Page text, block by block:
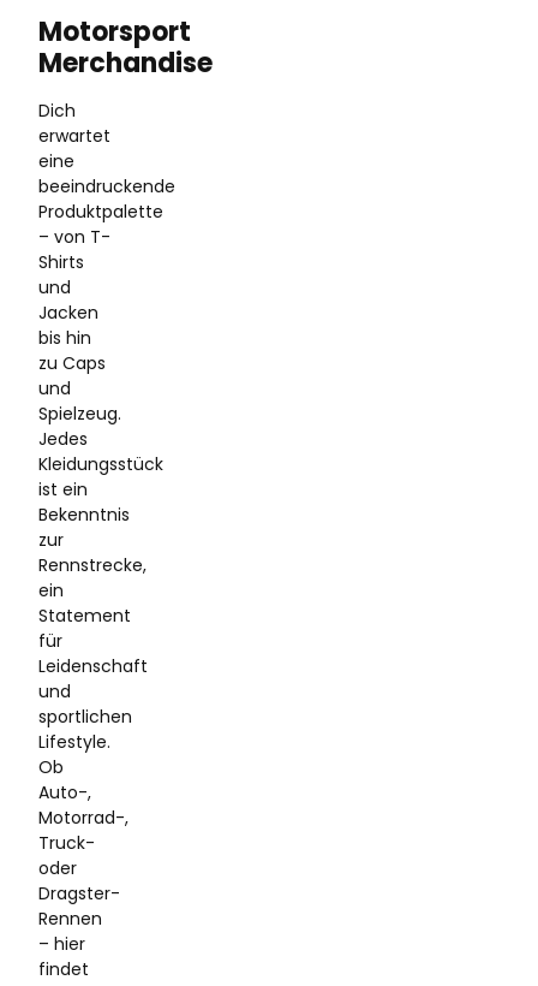
Motorsport
Merchandise
Dich
erwartet
eine
beeindruckende
Produktpalette
– von T-
Shirts
und
Jacken
bis hin
zu Caps
und
Spielzeug.
Jedes
Kleidungsstück
ist ein
Bekenntnis
zur
Rennstrecke,
ein
Statement
für
Leidenschaft
und
sportlichen
Lifestyle.
Ob
Auto-,
Motorrad-,
Truck-
oder
Dragster-
Rennen
– hier
findet